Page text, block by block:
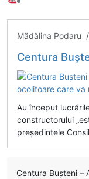
Deconectat
Mădălina
Centura Bușteni – Azuga. Cum
Au început
constructorului
președintele
Centura Bușteni –